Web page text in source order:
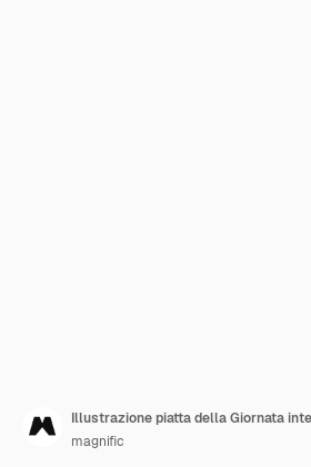
Illustrazione piatta della Giornata
magnific